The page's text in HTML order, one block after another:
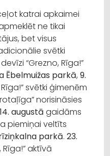
katrai apkaimei
ne tikai
bet visus
svētki
“Grezno, Rīga!”
Ēbelmuižas parkā, 9.
svētki ģimenēm
norisināsies
14. augustā gaidāms
piemiņai veltīts
parkā. 23.
aktīvā